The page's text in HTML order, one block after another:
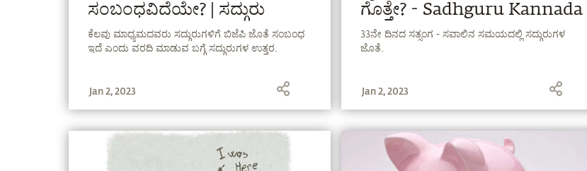
ಸಂಬಂಧವಿದೆಯೇ? | ಸದ್ಗುರು
ಕೆಲವು ಮಾಧ್ಯಮದವರು ಸದ್ಗುರುಗಳಿಗೆ ಬಿಜೆಪಿ ಜೊತೆ ಸಂಬಂಧ
ಇದೆ ಎಂದು ವರದಿ ಮಾಡುವ ಬಗ್ಗೆ ಸದ್ಗುರುಗಳ ಉತ್ತರ.
Jan 2, 2023
ಗೊತ್ತೇ? - Sadhguru Kannada
33ನೇ ದಿನದ ಸತ್ಸಂಗ - ಸವಾಲಿನ ಸಮಯದಲ್ಲಿ ಸದ್ಗುರುಗಳ
ಜೊತೆ.
Jan 2, 2023